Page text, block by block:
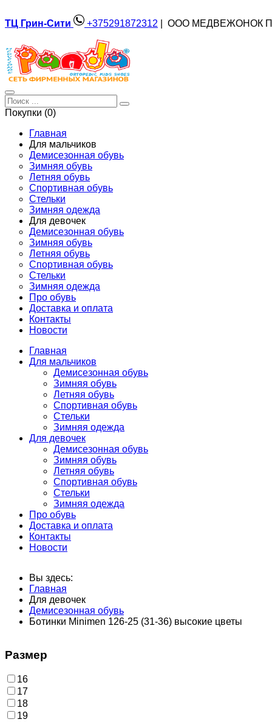
ТЦ Грин-Сити +375291872312 | ООО МЕДВЕЖОНОК
Покупки (0)
Главная
Для мальчиков
Демисезонная обувь
Зимняя обувь
Летняя обувь
Спортивная обувь
Стельки
Зимняя одежда
Для девочек
Демисезонная обувь
Зимняя обувь
Летняя обувь
Спортивная обувь
Стельки
Зимняя одежда
Про обувь
Доставка и оплата
Контакты
Новости
Главная
Для мальчиков
Демисезонная обувь
Зимняя обувь
Летняя обувь
Спортивная обувь
Стельки
Зимняя одежда
Для девочек
Демисезонная обувь
Зимняя обувь
Летняя обувь
Спортивная обувь
Стельки
Зимняя одежда
Про обувь
Доставка и оплата
Контакты
Новости
Вы здесь:
Главная
Для девочек
Демисезонная обувь
Ботинки Minimen 126-25 (31-36) высокие цветы
Размер
16
17
18
19